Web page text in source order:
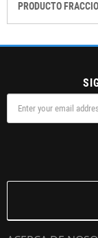
PRODUCTO